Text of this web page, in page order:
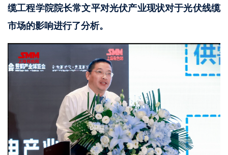
缆工程学院院长常文平对光伏产业现状对于光伏线缆
市场的影响进行了分析。